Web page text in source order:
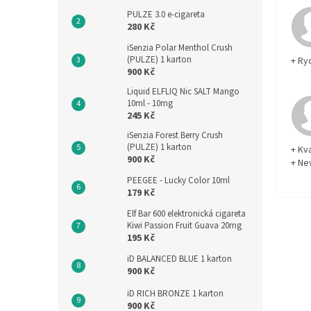
PULZE 3.0 e-cigareta
280 Kč
iSenzia Polar Menthol Crush
(PULZE) 1 karton
900 Kč
Liquid ELFLIQ Nic SALT Mango
10ml - 10mg
245 Kč
iSenzia Forest Berry Crush
(PULZE) 1 karton
900 Kč
PEEGEE - Lucky Color 10ml
179 Kč
Elf Bar 600 elektronická cigareta
Kiwi Passion Fruit Guava 20mg
195 Kč
iD BALANCED BLUE 1 karton
900 Kč
iD RICH BRONZE 1 karton
900 Kč
+
+
+